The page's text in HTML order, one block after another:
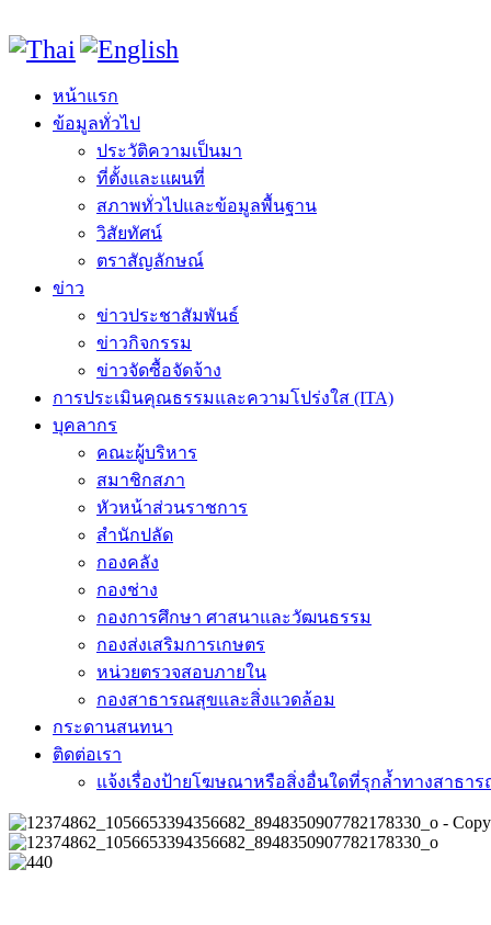
หน้าแรก
ข้อมูลทั่วไป
ประวัติความเป็นมา
ที่ตั้งและแผนที่
สภาพทั่วไปและข้อมูลพื้นฐาน
วิสัยทัศน์
ตราสัญลักษณ์
ข่าว
ข่าวประชาสัมพันธ์
ข่าวกิจกรรม
ข่าวจัดซื้อจัดจ้าง
การประเมินคุณธรรมและความโปร่งใส (ITA)
บุคลากร
คณะผู้บริหาร
สมาชิกสภา
หัวหน้าส่วนราชการ
สำนักปลัด
กองคลัง
กองช่าง
กองการศึกษา ศาสนาและวัฒนธรรม
กองส่งเสริมการเกษตร
หน่วยตรวจสอบภายใน
กองสาธารณสุขและสิ่งแวดล้อม
กระดานสนทนา
ติดต่อเรา
แจ้งเรื่องป้ายโฆษณาหรือสิ่งอื่นใดที่รุกล้ำทางสาธา